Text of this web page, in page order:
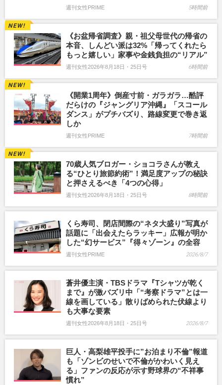
週刊女性PRIME 5時間前
《お盆帰省調査》親・祖父母世代の帰省の
本音、しんどい派は32%「帰ってくれたら
もっと嬉しい」家事や金銭負担の“リアル”
週刊女性2026年8月18日・25日号 6時間前
《開業1周年》倒産寸前・ガラガラ…酷評
だらけの『ジャングリア沖縄』「スコール
ダンス」がプチバズり、路線変更で巻き返
しか
週刊女性PRIME 7時間前
70歳人気ブロガー・ショコラさんが教え
る“ひとり旅節約術”！満足度アップの秘訣
と押さえるべき「4つの心得」
週刊女性2026年8月18日・25日号 8時間前
くら寿司、閉店間際の“ネタ大盛り”写真が
話題に「出会えたらラッキー」広報が明か
した“幻サービス”『得々ゾーン』の全容
週刊女性PRIME 2026/8/7
蒼井優主演・TBSドラマ『Tシャツが乾く
まで』が激バズリ中「“考察ドラマ”とは一
線を画している」散りばめられた伏線より
も大事な要素
週刊女性2026年8月18日・25日号 2026/8/7
巨人・高梨雄平投手に”お泊まり不倫”報道
も「ゾンビのせいで不倫がかわいく見え
る」ファンの反応が示す野球界の“不祥事
慣れ”